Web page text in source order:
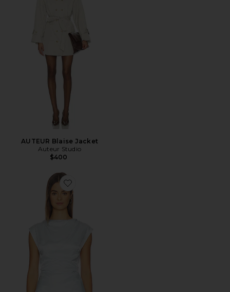
AUTEUR Blaise Jacket
Auteur Studio
$400
Favorite AUTEUR Mika Top